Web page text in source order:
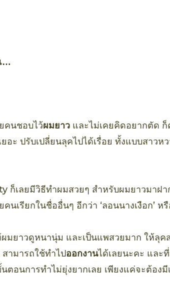
อ
คนชอบไว้ผมยาว และไม่เคยคิดอยากตัด ก็
อะ ปรับเปลี่ยนลุคไปได้เรื่อย ทั้งแบบสาวห
ก็เลยมีวิธีทำผมสวยๆ สำหรับผมยาวมาฝา
นเรียกในชื่ออื่นๆ อีกว่า ‘ลอนนางเงือก’ ห
มยาวดูหนานุ่ม และเป็นแพสวยมาก ให้ลุค
ามารถใช้ทำไปออกงานได้เลยนะคะ และ
นตอนการทำไม่ยุ่งยากเลย เพียงแค่จะต้อง